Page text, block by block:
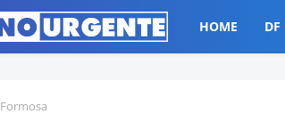
HOME DF
Formosa